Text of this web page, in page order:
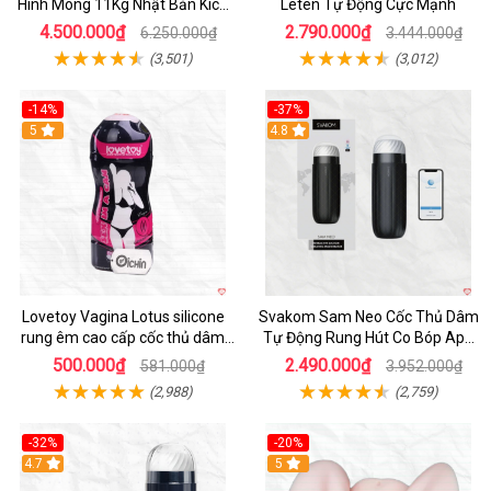
Hình Mông 11Kg Nhật Bản Kích
Thước Như Thật
4.500.000₫ 6.250.000₫
(3,501)
Leten Tự Động Cực Mạnh
2.790.000₫ 3.444.000₫
(3,012)
-14%
Hot
5
Lovetoy Vagina Lotus silicone
rung êm cao cấp cốc thủ dâm
nam
500.000₫ 581.000₫
(2,988)
-37%
4.8
Svakom Sam Neo Cốc Thủ Dâm
Tự Động Rung Hút Co Bóp App
Điều Khiển
2.490.000₫ 3.952.000₫
(2,759)
-32%
Hot
4.7
-20%
Hot
5